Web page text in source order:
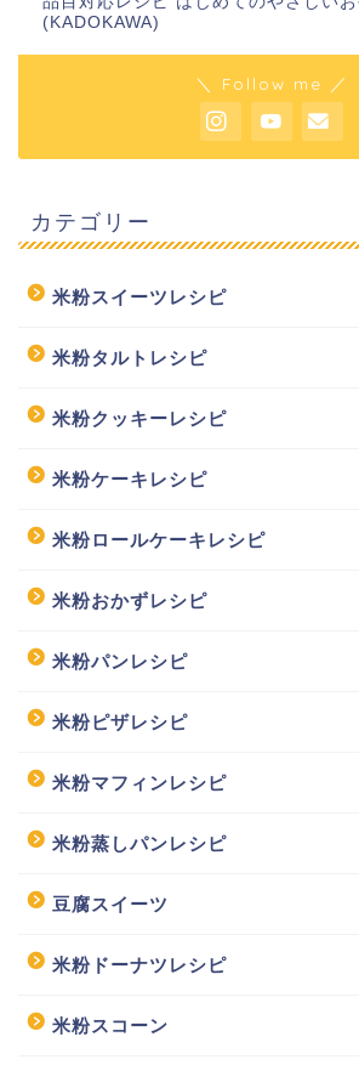
(KADOKAWA)
＼ Follow me ／
カテゴリー
米粉スイーツレシピ
米粉タルトレシピ
米粉クッキーレシピ
米粉ケーキレシピ
米粉ロールケーキレシピ
米粉おかずレシピ
米粉パンレシピ
米粉ピザレシピ
米粉マフィンレシピ
米粉蒸しパンレシピ
豆腐スイーツ
米粉ドーナツレシピ
米粉スコーン